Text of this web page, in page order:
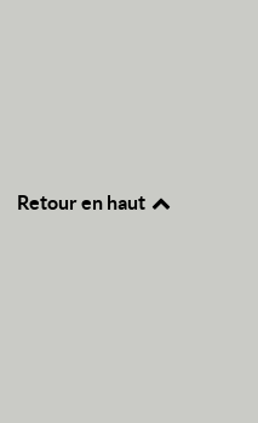
Retour en haut